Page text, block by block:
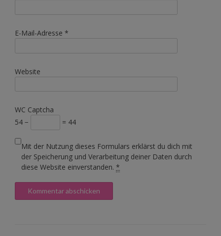
E-Mail-Adresse *
Website
WC Captcha
54 −
= 44
Mit der Nutzung dieses Formulars erklärst du dich mit
der Speicherung und Verarbeitung deiner Daten durch
diese Website einverstanden. *